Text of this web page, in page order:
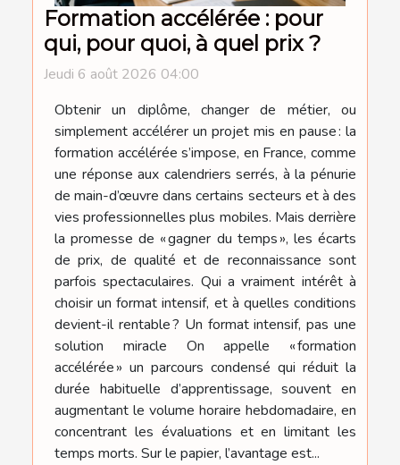
Formation accélérée : pour
qui, pour quoi, à quel prix ?
Jeudi 6 août 2026 04:00
Obtenir un diplôme, changer de métier, ou
simplement accélérer un projet mis en pause : la
formation accélérée s’impose, en France, comme
une réponse aux calendriers serrés, à la pénurie
de main-d’œuvre dans certains secteurs et à des
vies professionnelles plus mobiles. Mais derrière
la promesse de « gagner du temps », les écarts
de prix, de qualité et de reconnaissance sont
parfois spectaculaires. Qui a vraiment intérêt à
choisir un format intensif, et à quelles conditions
devient-il rentable ? Un format intensif, pas une
solution miracle On appelle « formation
accélérée » un parcours condensé qui réduit la
durée habituelle d’apprentissage, souvent en
augmentant le volume horaire hebdomadaire, en
concentrant les évaluations et en limitant les
temps morts. Sur le papier, l’avantage est...